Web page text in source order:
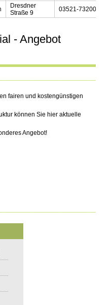
Dresdner
Straße 9
03521-732008
- Angebot
fairen und kostengünstigen
können Sie hier aktuelle
Angebot!